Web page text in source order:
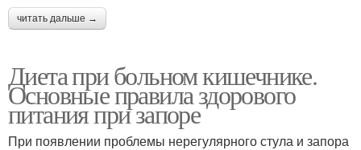
читать дальше →
Диета при больном кишечнике.
Основные правила здорового
питания при запоре
При появлении проблемы нерегулярного стула и запора